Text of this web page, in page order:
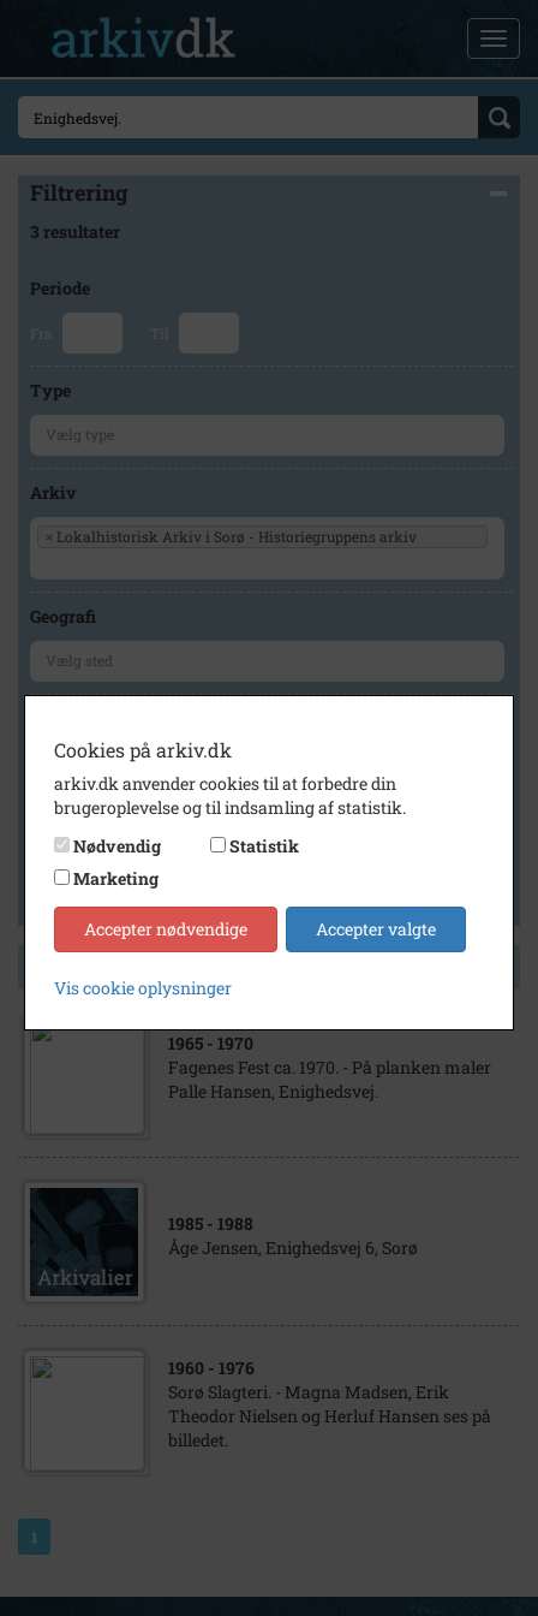
Filtrering
3 resultater
Periode
Fra Til
Type
Arkiv
× Lokalhistorisk Arkiv i Sorø - Historiegruppens arkiv
Geografi
Vis kun med billeder
Vis kun med filmklip
Vis kun med kilder
1965 - 1970
Fagenes Fest ca. 1970. - På planken maler
Palle Hansen, Enighedsvej.
1985 - 1988
Åge Jensen, Enighedsvej 6, Sorø
1960 - 1976
Sorø Slagteri. - Magna Madsen, Erik
Theodor Nielsen og Herluf Hansen ses på
billedet.
1
Cookies på arkiv.dk
arkiv.dk anvender cookies til at forbedre din
brugeroplevelse og til indsamling af statistik.
Nødvendig
Statistik
Marketing
Accepter nødvendige Accepter valgte
Vis cookie oplysninger